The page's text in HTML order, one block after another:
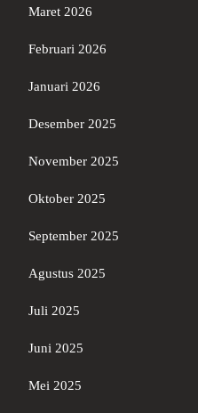
Maret 2026
Februari 2026
Januari 2026
Desember 2025
November 2025
Oktober 2025
September 2025
Agustus 2025
Juli 2025
Juni 2025
Mei 2025